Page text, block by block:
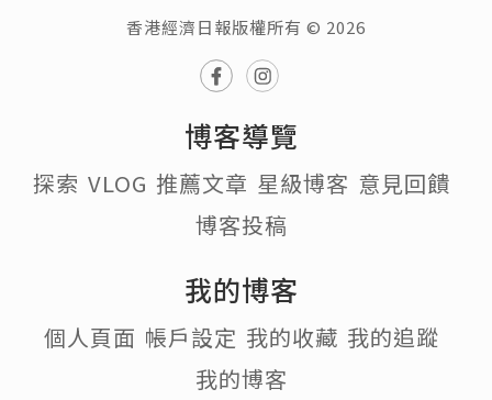
香港經濟日報版權所有 © 2026
博客導覽
探索 VLOG 推薦文章 星級博客 意見回饋
博客投稿
我的博客
個人頁面 帳戶設定 我的收藏 我的追蹤
我的博客